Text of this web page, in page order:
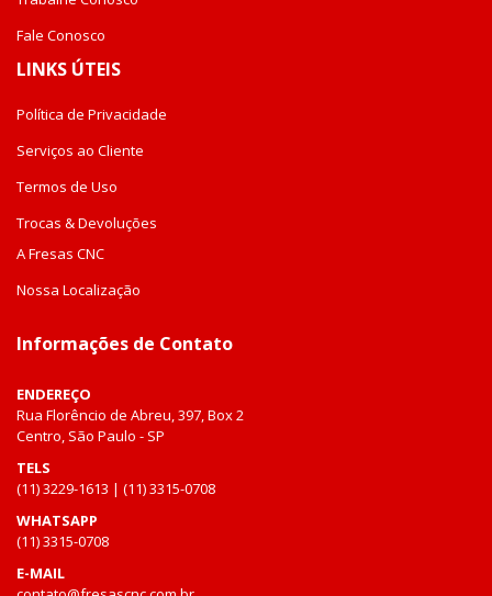
Fale Conosco
LINKS ÚTEIS
Política de Privacidade
Serviços ao Cliente
Termos de Uso
Trocas & Devoluções
A Fresas CNC
Nossa Localização
Informações de Contato
ENDEREÇO
Rua Florêncio de Abreu, 397, Box 2
Centro, São Paulo - SP
TELS
(11) 3229-1613 | (11) 3315-0708
WHATSAPP
(11) 3315-0708
E-MAIL